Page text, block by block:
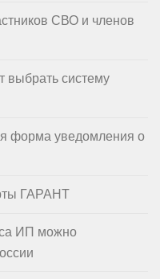
СВО и членов
систему
форма уведомления о
ГАРАНТ
ИП можно